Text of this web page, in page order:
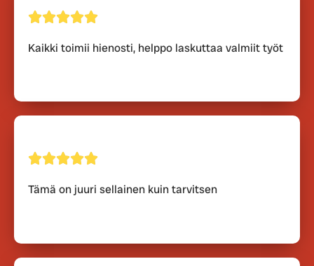
Kaikki toimii hienosti, helppo laskuttaa valmiit työt
Tämä on juuri sellainen kuin tarvitsen